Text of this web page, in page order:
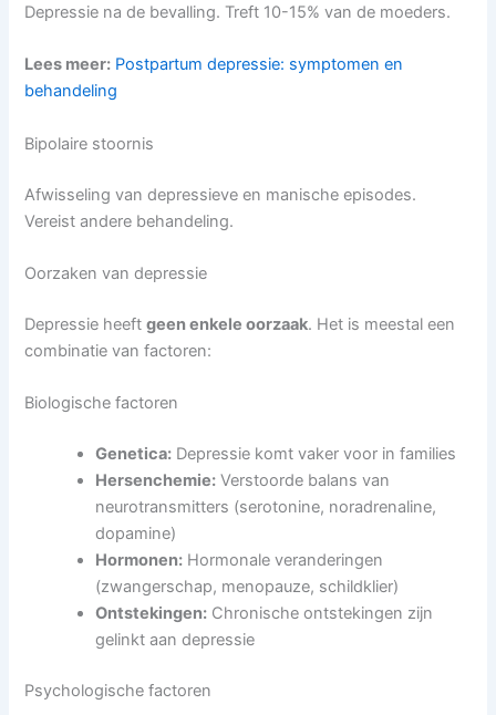
Depressie na de bevalling. Treft 10-15% van de moeders.
Lees meer: Postpartum depressie: symptomen en
behandeling
Bipolaire stoornis
Afwisseling van depressieve en manische episodes.
Vereist andere behandeling.
Oorzaken van depressie
Depressie heeftgeen enkele oorzaak. Het is meestal een
combinatie van factoren:
Biologische factoren
Genetica: Depressie komt vaker voor in families
Hersenchemie: Verstoorde balans van
neurotransmitters (serotonine, noradrenaline,
dopamine)
Hormonen: Hormonale veranderingen
(zwangerschap, menopauze, schildklier)
Ontstekingen: Chronische ontstekingen zijn
gelinkt aan depressie
Psychologische factoren